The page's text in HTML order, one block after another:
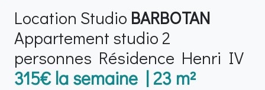
Location Studio BARBOTAN
Appartement studio 2
personnes Résidence Henri IV
315€ la semaine | 23 m²